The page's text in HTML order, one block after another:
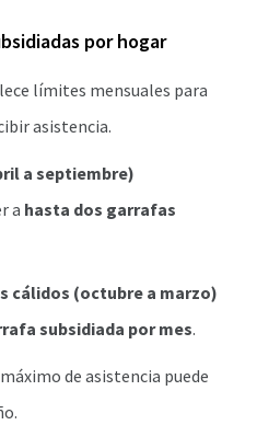
por hogar
límites mensuales para
asistencia.
a septiembre)
a hasta dos garrafas
cálidos (octubre a marzo)
subsidiada por mes.
de asistencia puede